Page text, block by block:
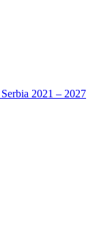
2021 – 2027